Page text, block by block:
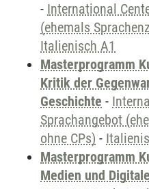
- International
(ehemals
Italienisch A1
Masterprogramm
Kritik der
Geschichte -
Sprachangebot
ohne CPs) -
Masterprogramm
Medien und